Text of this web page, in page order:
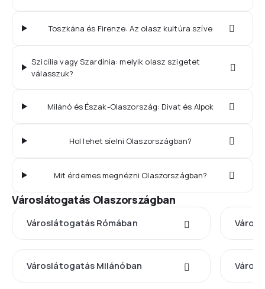
Toszkána és Firenze: Az olasz kultúra szíve
Szicília vagy Szardínia: melyik olasz szigetet
válasszuk?
Milánó és Észak-Olaszország: Divat és Alpok
Hol lehet síelni Olaszországban?
Mit érdemes megnézni Olaszországban?
Városlátogatás Olaszországban
Városlátogatás Rómában
Városlátogatás Milánóban